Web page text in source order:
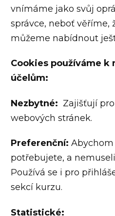
vnímáme jako svůj
správce, neboť věříme,
můžeme nabídnout
Cookies používáme k
účelům:
Nezbytné: Zajišťují
webových stránek.
Preferenční:
potřebujete, a
Používá se i pro
sekcí kurzu.
Statistické: